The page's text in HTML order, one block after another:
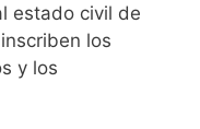
estado civil de
los
y los